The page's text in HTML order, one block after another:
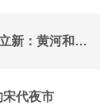
[视频]和“河”共生︱李立新：黄河和黄帝是中华民族的文化象征和精神图腾
宋代夜市